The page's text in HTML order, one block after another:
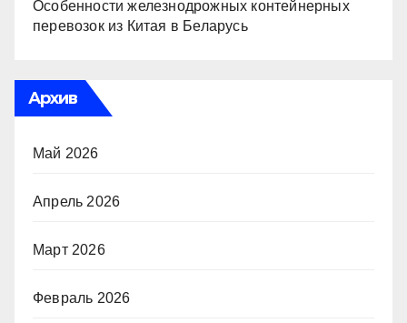
Особенности железнодрожных контейнерных
перевозок из Китая в Беларусь
Архив
Май 2026
Апрель 2026
Март 2026
Февраль 2026